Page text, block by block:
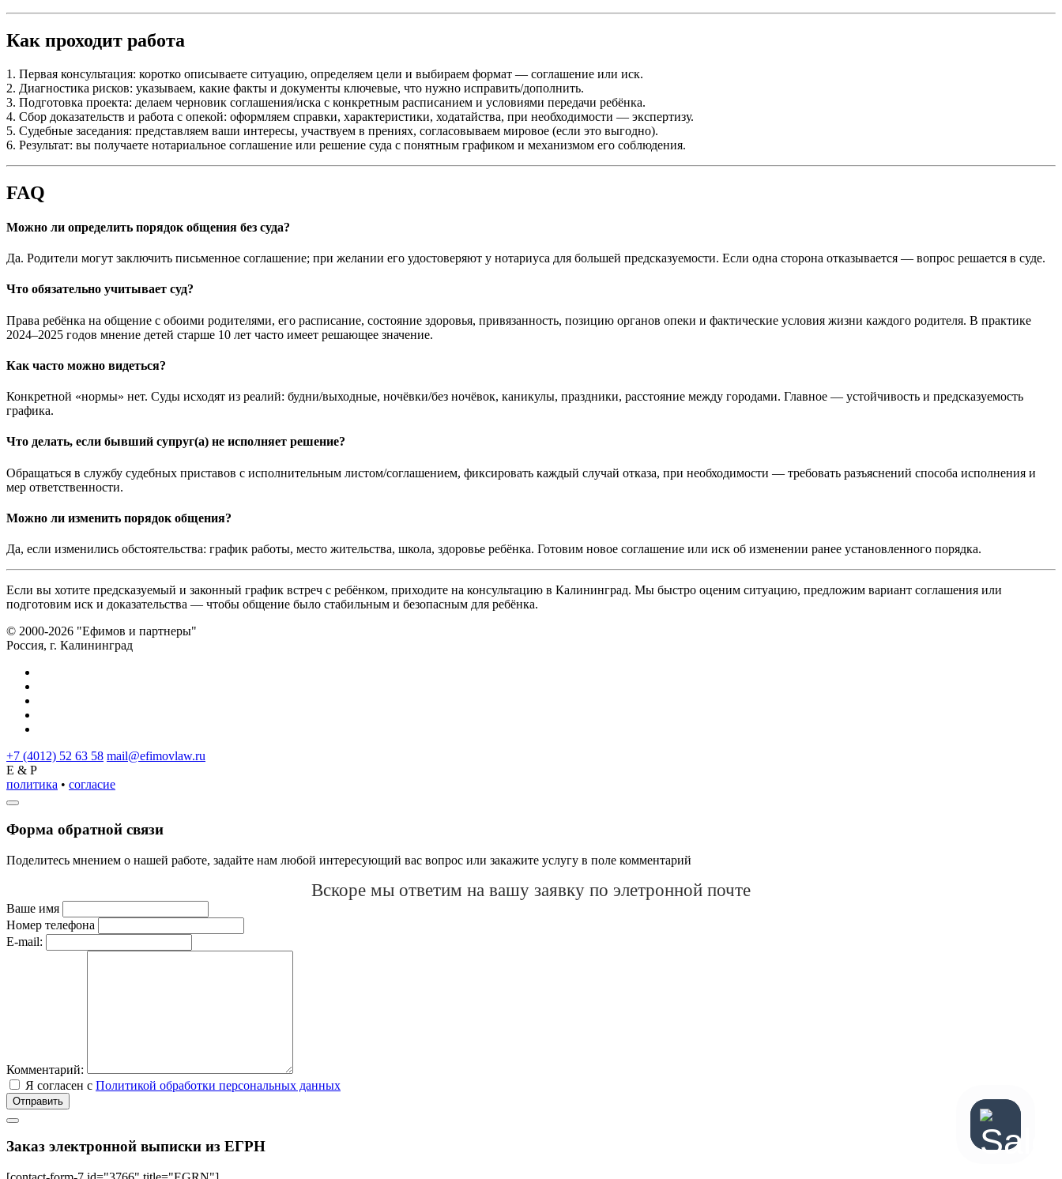
Как проходит работа
1. Первая консультация: коротко описываете ситуацию, определяем цели и выбираем формат — соглашение или иск.
2. Диагностика рисков: указываем, какие факты и документы ключевые, что нужно исправить/дополнить.
3. Подготовка проекта: делаем черновик соглашения/иска с конкретным расписанием и условиями передачи ребёнка.
4. Сбор доказательств и работа с опекой: оформляем справки, характеристики, ходатайства, при необходимости — экспертизу.
5. Судебные заседания: представляем ваши интересы, участвуем в прениях, согласовываем мировое (если это выгодно).
6. Результат: вы получаете нотариальное соглашение или решение суда с понятным графиком и механизмом его соблюдения.
FAQ
Можно ли определить порядок общения без суда?
Да. Родители могут заключить письменное соглашение; при желании его удостоверяют у нотариуса для большей предсказуемости. Если одна сторона отказывается — вопрос решается в суде.
Что обязательно учитывает суд?
Права ребёнка на общение с обоими родителями, его расписание, состояние здоровья, привязанность, позицию органов опеки и фактические условия жизни каждого родителя. В практике
2024–2025 годов мнение детей старше 10 лет часто имеет решающее значение.
Как часто можно видеться?
Конкретной «нормы» нет. Суды исходят из реалий: будни/выходные, ночёвки/без ночёвок, каникулы, праздники, расстояние между городами. Главное — устойчивость и предсказуемость
графика.
Что делать, если бывший супруг(а) не исполняет решение?
Обращаться в службу судебных приставов с исполнительным листом/соглашением, фиксировать каждый случай отказа, при необходимости — требовать разъяснений способа исполнения и
мер ответственности.
Можно ли изменить порядок общения?
Да, если изменились обстоятельства: график работы, место жительства, школа, здоровье ребёнка. Готовим новое соглашение или иск об изменении ранее установленного порядка.
Если вы хотите предсказуемый и законный график встреч с ребёнком, приходите на консультацию в Калининград. Мы быстро оценим ситуацию, предложим вариант соглашения или
подготовим иск и доказательства — чтобы общение было стабильным и безопасным для ребёнка.
© 2000-2026 "Ефимов и партнеры"
Россия, г. Калининград
+7 (4012) 52 63 58 mail@efimovlaw.ru
E & P
политика • согласие
Форма обратной связи
Поделитесь мнением о нашей работе, задайте нам любой интересующий вас вопрос или закажите услугу в поле комментарий
Вскоре мы ответим на вашу заявку по элетронной почте
Ваше имя
Номер телефона
E-mail:
Комментарий:
Я согласен с Политикой обработки персональных данных
Отправить
Заказ электронной выписки из ЕГРН